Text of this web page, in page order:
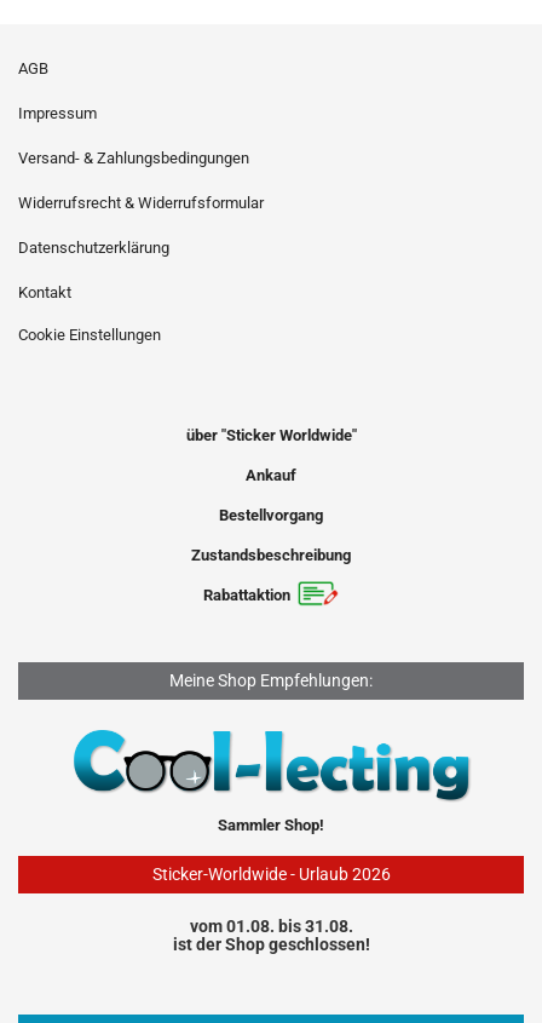
AGB
Impressum
Versand- & Zahlungsbedingungen
Widerrufsrecht & Widerrufsformular
Datenschutzerklärung
Kontakt
Cookie Einstellungen
über "Sticker Worldwide"
Ankauf
Bestellvorgang
Zustandsbeschreibung
Rabattaktion
Meine Shop Empfehlungen:
Sammler Shop!
Sticker-Worldwide - Urlaub 2026
vom 01.08. bis 31.08.
ist der Shop geschlossen!